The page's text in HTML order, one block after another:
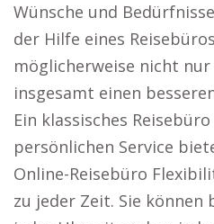
Wünsche und
der Hilfe eines
möglicherweise nicht
insgesamt einen
Ein klassisches
persönlichen Service
Online-Reisebüro
zu jeder Zeit. Sie können